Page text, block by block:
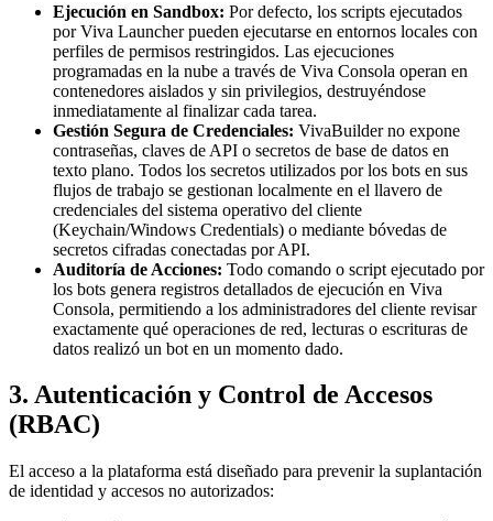
Ejecución en Sandbox: Por defecto, los scripts ejecutados
por Viva Launcher pueden ejecutarse en entornos locales con
perfiles de permisos restringidos. Las ejecuciones
programadas en la nube a través de Viva Consola operan en
contenedores aislados y sin privilegios, destruyéndose
inmediatamente al finalizar cada tarea.
Gestión Segura de Credenciales: VivaBuilder no expone
contraseñas, claves de API o secretos de base de datos en
texto plano. Todos los secretos utilizados por los bots en sus
flujos de trabajo se gestionan localmente en el llavero de
credenciales del sistema operativo del cliente
(Keychain/Windows Credentials) o mediante bóvedas de
secretos cifradas conectadas por API.
Auditoría de Acciones: Todo comando o script ejecutado por
los bots genera registros detallados de ejecución en Viva
Consola, permitiendo a los administradores del cliente revisar
exactamente qué operaciones de red, lecturas o escrituras de
datos realizó un bot en un momento dado.
3. Autenticación y Control de Accesos
(RBAC)
El acceso a la plataforma está diseñado para prevenir la suplantación
de identidad y accesos no autorizados: